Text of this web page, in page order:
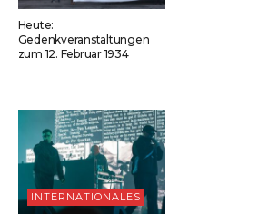
Heute:
Gedenkveranstaltungen
zum 12. Februar 1934
INTERNATIONALES